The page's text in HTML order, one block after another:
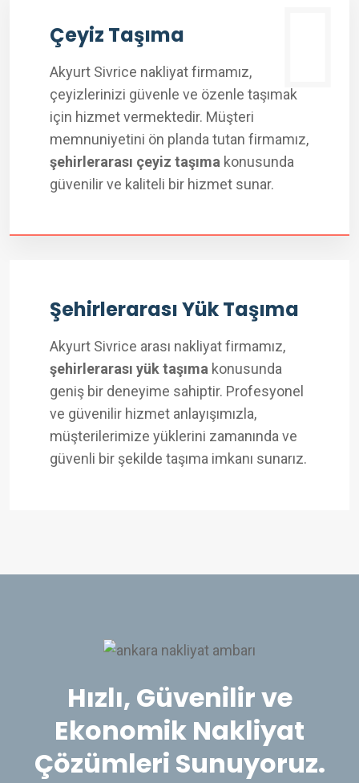
Çeyiz Taşıma
Akyurt Sivrice nakliyat firmamız,
çeyizlerinizi güvenle ve özenle taşımak
için hizmet vermektedir. Müşteri
memnuniyetini ön planda tutan firmamız,
şehirlerarası çeyiz taşıma konusunda
güvenilir ve kaliteli bir hizmet sunar.
Şehirlerarası Yük Taşıma
Akyurt Sivrice arası nakliyat firmamız,
şehirlerarası yük taşıma konusunda
geniş bir deneyime sahiptir. Profesyonel
ve güvenilir hizmet anlayışımızla,
müşterilerimize yüklerini zamanında ve
güvenli bir şekilde taşıma imkanı sunarız.
Hızlı, Güvenilir ve
Ekonomik Nakliyat
Çözümleri Sunuyoruz.